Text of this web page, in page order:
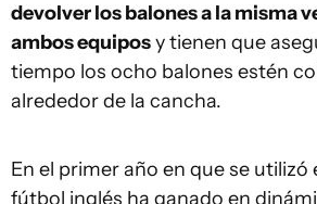
devolver los balones a la misma
ambos equiposy tienen que
tiempo los ocho balones estén
alrededor de la cancha.
En el primer año en que se utilizó
fútbol inglés ha ganado en